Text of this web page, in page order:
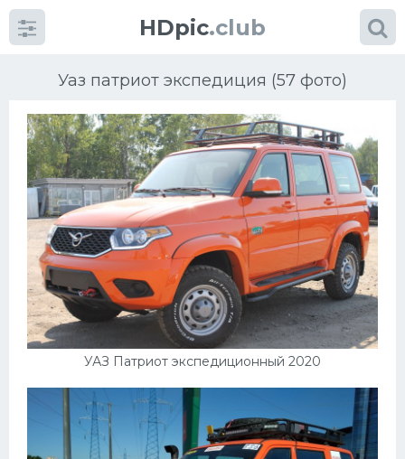
HDpic.club
Уаз патриот экспедиция (57 фото)
УАЗ Патриот экспедиционный 2020
Категории
Разное
Автомобили
Красивые фото машин
Ниссан